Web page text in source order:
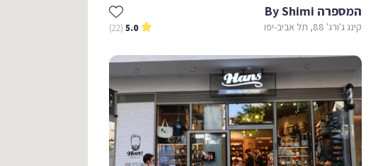
המספרה By Shimi
קינג ג'ורג' 88, תל אביב-יפו 5.0
(22)